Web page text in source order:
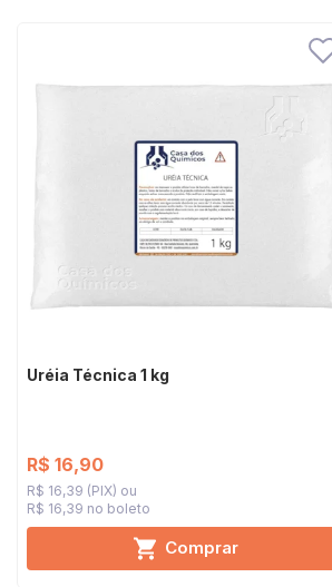
Uréia Técnica 1 kg
R$ 16,90
R$ 16,39 (PIX)
R$ 16,39 no boleto
Comprar